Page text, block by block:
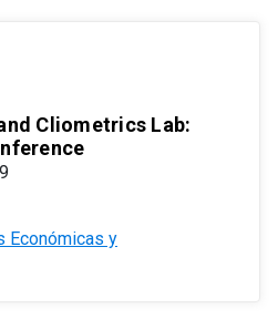
Cliometrics Lab:
Económicas y